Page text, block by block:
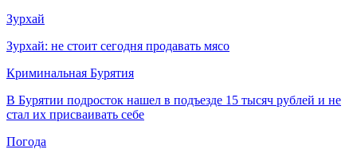
Зурхай
Зурхай: не стоит сегодня продавать мясо
Криминальная Бурятия
В Бурятии подросток нашел в подъезде 15 тысяч рублей и не
стал их присваивать себе
Погода